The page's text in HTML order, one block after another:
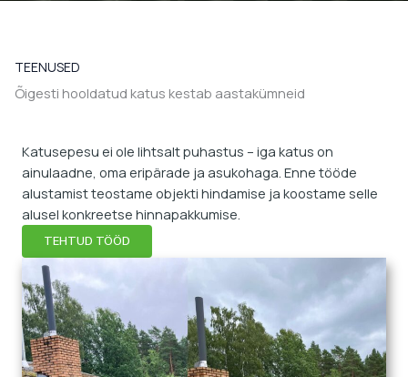
TEENUSED
Õigesti hooldatud katus kestab aastakümneid
Katusepesu ei ole lihtsalt puhastus – iga katus on
ainulaadne, oma eripärade ja asukohaga. Enne tööde
alustamist teostame objekti hindamise ja koostame selle
alusel konkreetse hinnapakkumise.
TEHTUD TÖÖD